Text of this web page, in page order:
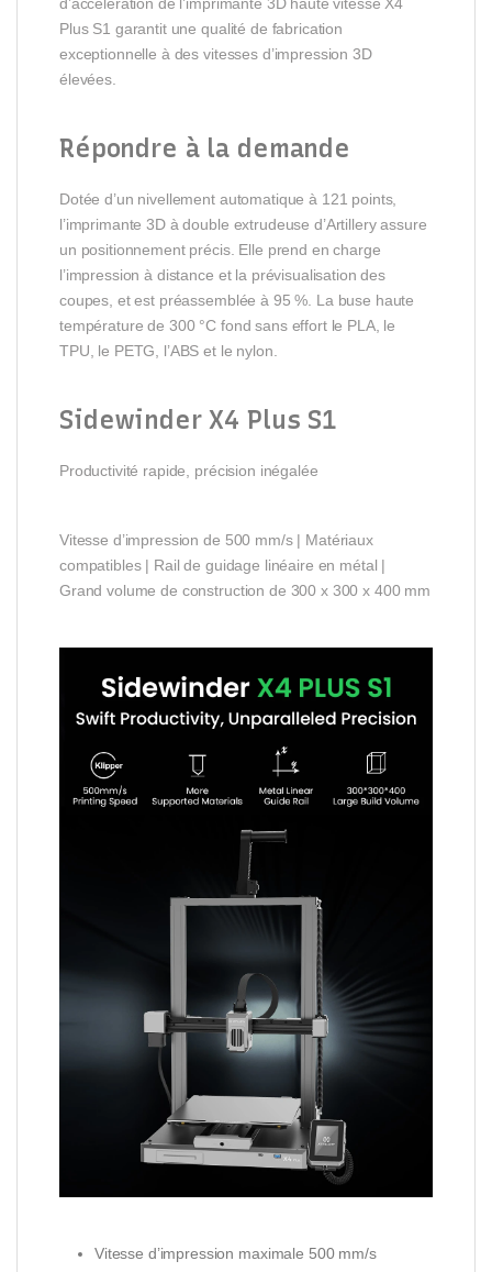
Plus S1 garantit une qualité de fabrication
exceptionnelle à des vitesses d’impression 3D
élevées.
Répondre à la demande
Dotée d’un nivellement automatique à 121 points,
l’imprimante 3D à double extrudeuse d’Artillery assure
un positionnement précis. Elle prend en charge
l’impression à distance et la prévisualisation des
coupes, et est préassemblée à 95 %. La buse haute
température de 300 °C fond sans effort le PLA, le
TPU, le PETG, l’ABS et le nylon.
Sidewinder X4 Plus S1
Productivité rapide, précision inégalée
Vitesse d’impression de 500 mm/s | Matériaux
compatibles | Rail de guidage linéaire en métal |
Grand volume de construction de 300 x 300 x 400 mm
Vitesse d’impression maximale 500 mm/s